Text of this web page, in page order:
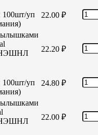
уп
22.00 ₽
22.20 ₽
уп
24.80 ₽
22.00 ₽